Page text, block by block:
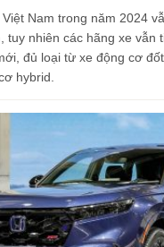
Nam trong năm 2024
tuy nhiên các hãng xe vẫn
đủ loại từ xe động cơ
hybrid.